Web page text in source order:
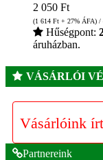
2 050 Ft
(1 614 Ft + 27% ÁFA) /
Hűségpont:
áruházban.
VÁSÁRLÓI
Vásárlóink
Partnereink